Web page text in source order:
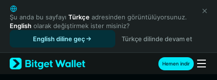
English
日本語
Tiếng Việt
Español (Latinoamérica)
Türkçe
Şu anda bu sayfayı Türkçe adresinden görüntülüyorsunuz.
English olarak değiştirmek ister misiniz?
English diline geç
Türkçe dilinde devam et
Hemen indir